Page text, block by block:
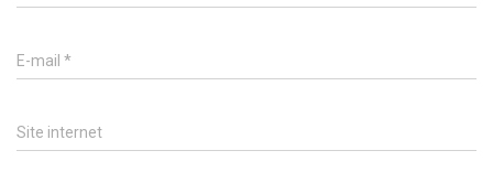
E-mail *
Site internet